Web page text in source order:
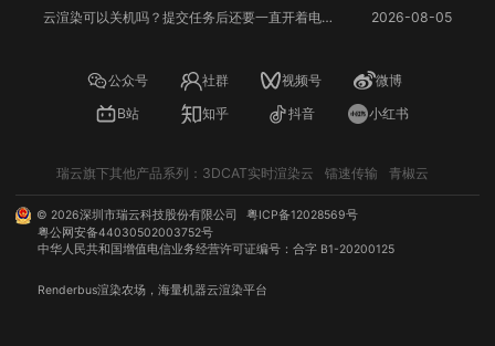
云渲染可以关机吗？提交任务后还要一直开着电脑吗？
2026-08-05
公众号 社群 视频号
微博
B站
知乎 抖音 小红书
瑞云旗下其他产品系列： 3DCAT实时渲染云 镭速传输 青椒云
© 2026深圳市瑞云科技股份有限公司
粤ICP备12028569号
粤公网安备44030502003752号
中华人民共和国增值电信业务经营许可证编号：合字 B1-20200125
Renderbus渲染农场 ，海量机器云渲染平台